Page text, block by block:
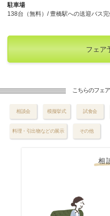
駐車場
138台（無料）/ 豊橋駅への送迎バス
フェア
こちらのフェ
相談会 模擬挙式 試食会
料理・引出物などの展示 その他
相